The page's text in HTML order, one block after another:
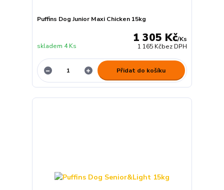
Puffins Dog Junior Maxi Chicken 15kg
1 305 Kč/Ks
1 165 Kčbez DPH
skladem 4 Ks
Přidat do košíku